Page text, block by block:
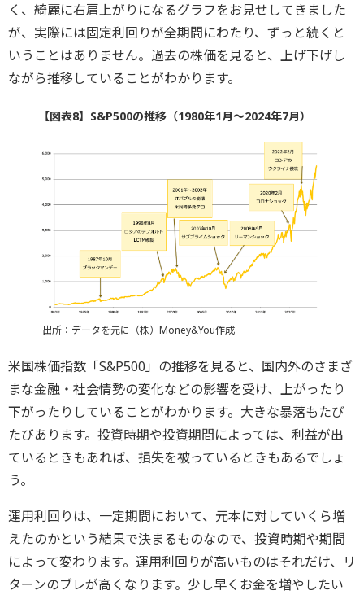
く、綺麗に右肩上がりになるグラフをお見せしてきました
が、実際には固定利回りが全期間にわたり、ずっと続くと
いうことはありません。過去の株価を見ると、上げ下げし
ながら推移していることがわかります。
【図表8】S&P500の推移（1980年1月～2024年7月）
出所：データを元に（株）Money&You作成
米国株価指数「S&P500」の推移を見ると、国内外のさまざ
まな金融・社会情勢の変化などの影響を受け、上がったり
下がったりしていることがわかります。大きな暴落もたび
たびあります。投資時期や投資期間によっては、利益が出
ているときもあれば、損失を被っているときもあるでしょ
う。
運用利回りは、一定期間において、元本に対していくら増
えたのかという結果で決まるものなので、投資時期や期間
によって変わります。運用利回りが高いものはそれだけ、リ
ターンのブレが高くなります。少し早くお金を増やしたい